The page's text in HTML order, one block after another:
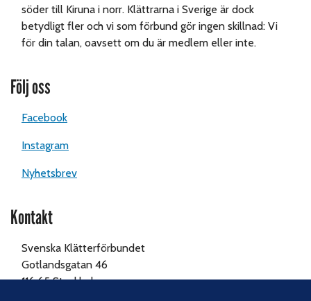
söder till Kiruna i norr. Klättrarna i Sverige är dock
betydligt fler och vi som förbund gör ingen skillnad: Vi
för din talan, oavsett om du är medlem eller inte.
Följ oss
Facebook
Instagram
Nyhetsbrev
Kontakt
Svenska Klätterförbundet
Gotlandsgatan 46
116 65 Stockholm